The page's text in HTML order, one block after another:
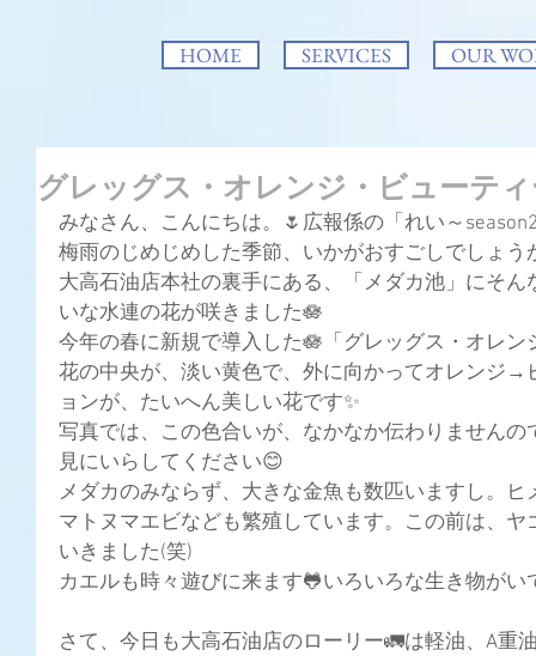
HOME SERVICES OUR
グレッグス・オレンジ・ビューテ
みなさん、こんにちは。🌷広報係の「 れい～
梅雨のじめじめした季節、いかがおすごしでしょう
大高石油店本社の裏手にある、「メダカ池」にそ
いな水連の花が咲きました🪷
今年の春に新規で導入した🪷「グレッグス・オレ
花の中央が、淡い黄色で、外に向かってオレンジ
ョンが、たいへん美しい花です✨
写真では、この色合いが、なかなか伝わりません
見にいらしてください😊
メダカのみならず、大きな金魚も数匹いますし。
マトヌマエビなども繁殖しています。この前は、
いきました(笑)
カエルも時々遊びに来ます🐸いろいろな生き物が
さて、今日も大高石油店のローリー🚛は軽油、A重